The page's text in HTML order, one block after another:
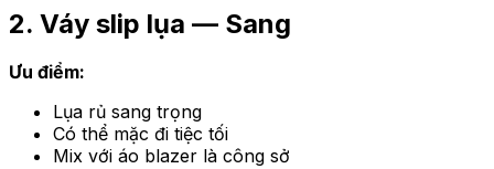
2. Váy slip lụa — Sang
Ưu điểm:
Lụa rủ sang trọng
Có thể mặc đi tiệc tối
Mix với áo blazer là công sở